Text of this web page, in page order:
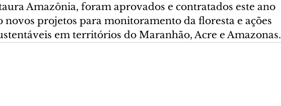
Amazônia, foram aprovados e contratados este ano
novos projetos para monitoramento da floresta e ações
em territórios do Maranhão, Acre e Amazonas.